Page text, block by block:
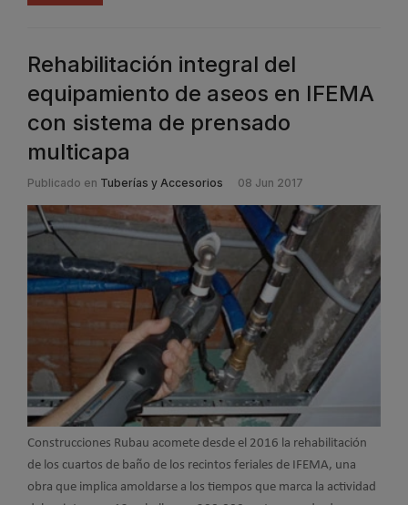
Rehabilitación integral del
equipamiento de aseos en IFEMA
con sistema de prensado
multicapa
Publicado en Tuberías y Accesorios 08 Jun 2017
Construcciones Rubau acomete desde el 2016 la rehabilitación
de los cuartos de baño de los recintos feriales de IFEMA, una
obra que implica amoldarse a los tiempos que marca la actividad